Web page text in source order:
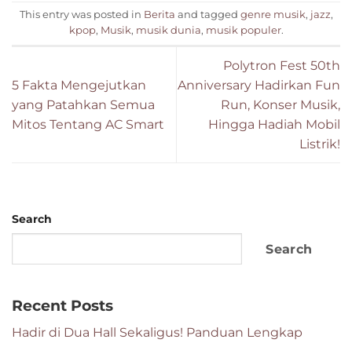
This entry was posted in Berita and tagged genre musik, jazz,
kpop, Musik, musik dunia, musik populer.
5 Fakta Mengejutkan
yang Patahkan Semua
Mitos Tentang AC Smart
Polytron Fest 50th
Anniversary Hadirkan Fun
Run, Konser Musik,
Hingga Hadiah Mobil
Listrik!
Search
Search
Recent Posts
Hadir di Dua Hall Sekaligus! Panduan Lengkap